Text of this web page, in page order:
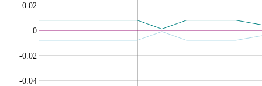
-0.04
-0.02
0
0.02